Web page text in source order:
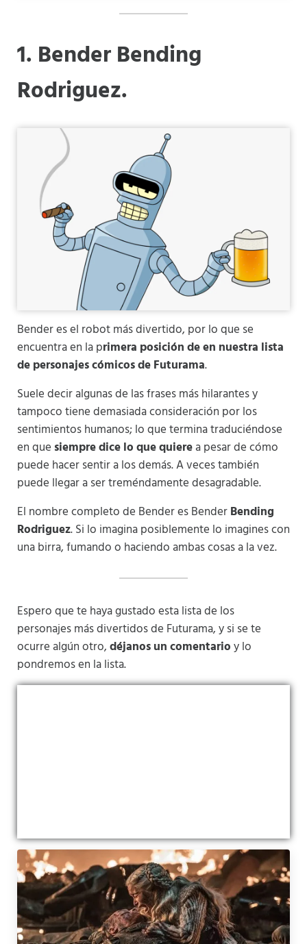
1. Bender Bending
Rodriguez.
Bender es el robot más divertido, por lo que se
encuentra en la primera posición de en nuestra lista
de personajes cómicos de Futurama.
Suele decir algunas de las frases más hilarantes y
tampoco tiene demasiada consideración por los
sentimientos humanos; lo que termina traduciéndose
en que siempre dice lo que quierea pesar de cómo
puede hacer sentir a los demás. A veces también
puede llegar a ser treméndamente desagradable.
El nombre completo de Bender es BenderBending
Rodriguez. Si lo imagina posiblemente lo imagines con
una birra, fumando o haciendo ambas cosas a la vez.
Espero que te haya gustado esta lista de los
personajes más divertidos de Futurama, y si se te
ocurre algún otro,déjanos un comentarioy lo
pondremos en la lista.